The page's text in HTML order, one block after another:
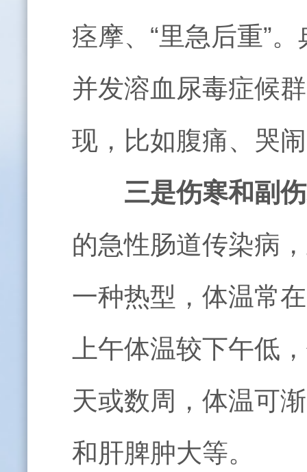
痉摩、“里急后重”
并发溶血尿毒症候
现，比如腹痛、哭
三是伤寒和副伤
的急性肠道传染病
一种热型，体温常在
上午体温较下午低
天或数周，体温可
和肝脾肿大等。